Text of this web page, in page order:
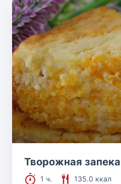
Творожная
1 ч.
135.0 ккал